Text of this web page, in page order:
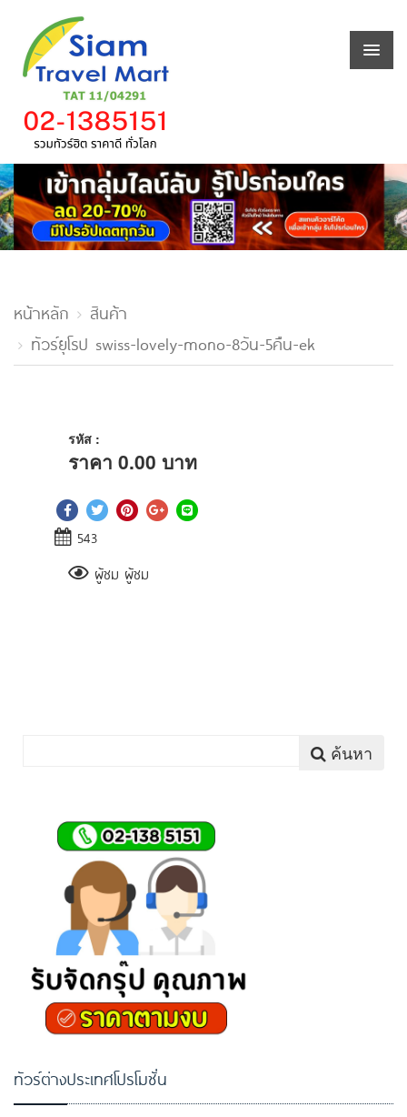
หน้าหลัก
สินค้า
ทัวร์ยุโรป swiss-lovely-mono-8วัน-5คืน-ek
รหัส :
ราคา 0.00 บาท
543
ผู้ชม ผู้ชม
ค้นหา
ทัวร์ต่างประเทศโปรโมชั่น